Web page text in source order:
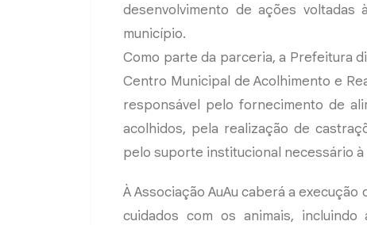
desenvolvimento de ações
município.
Como parte da parceria, a Prefeitura
Centro Municipal de Acolhimento e
responsável pelo fornecimento de
acolhidos, pela realização de
pelo suporte institucional necessário
À Associação AuAu caberá a
cuidados com os animais, incluindo